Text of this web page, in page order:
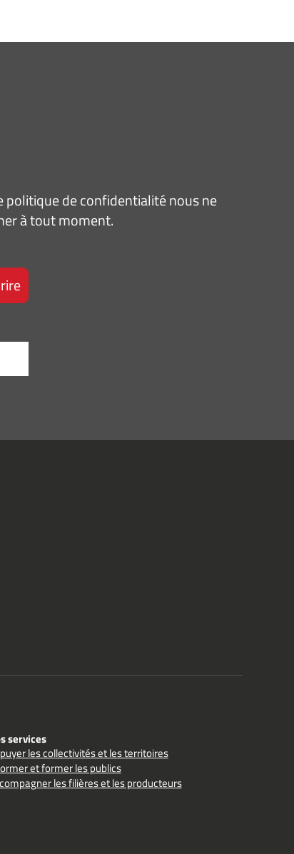
de confidentialité nous ne
à tout moment.
services
les collectivités et les territoires
et former les publics
les filières et les producteurs